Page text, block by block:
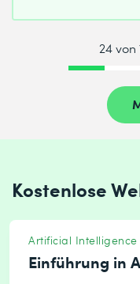
24 von
Kostenlose
Artificial Intelligence
Einführung in